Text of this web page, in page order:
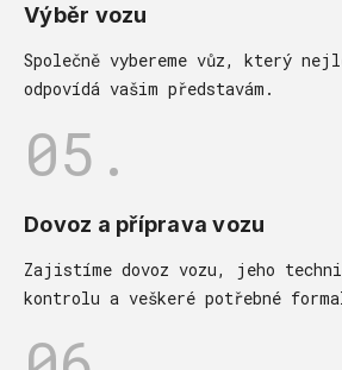
Výběr vozu
Společně vybereme vůz, který
odpovídá vašim představám.
05.
Dovoz a příprava vozu
Zajistíme dovoz vozu, jeho
kontrolu a veškeré potřebné